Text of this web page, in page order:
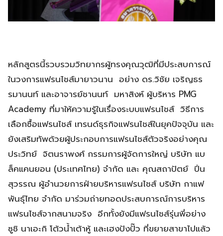
หลักสูตรนี้รวบรวมวิทยากรผู้ทรงคุณวุฒิที่มีประสบการณ์
ในวงการแฟรนไชส์มายาวนาน อย่าง ดร.วิชัย เจริญธร
รมานนท์ และอาจารย์ชานนท์ มหาสิงห์ ผู้บริหาร PMG
Academy ที่มาให้ความรู้ในเรื่องระบบแฟรนไชส์ วิธีการ
เลือกซื้อแฟรนไชส์ เทรนด์ธุรกิจแฟรนไชส์ในยุคปัจจุบัน และ
ยังเสริมทัพด้วยผู้ประกอบการแฟรนไชส์ตัวจริงอย่างคุณ
ประวิทย์ จิตนราพงศ์ กรรมการผู้จัดการใหญ่ บริษัท แบ
ล็คแคนยอน (ประเทศไทย) จำกัด และ คุณสถาปัตย์ ปิ่น
สุวรรณ ผู้อำนวยการฝ่ายบริหารแฟรนไชส์ บริษัท กาแฟ
พันธุ์ไทย จำกัด มาร่วมถ่ายทอดประสบการณ์การบริหาร
แฟรนไชส์จากสนามจริง อีกทั้งยังมีแฟรนไชส์รุ่นพี่อย่าง
ซูชิ นาเอะกิ โต้วน้ำเต้าหู้ และเฮงปังปั๊ว ที่ขยายสาขาไปแล้ว